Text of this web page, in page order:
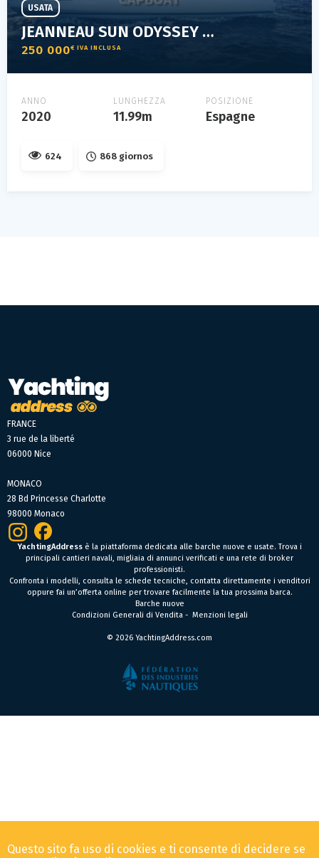
JEANNEAU SUN ODYSSEY 410
250 000€ IVA INCLUSA
USATA
ANNO
2020
LUNGHEZZA
11.99m
POSIZIONE
Espagne
624 868 giornos
FRANCE
3 rue de la liberté
06000 Nice
MONACO
28 Bd Princesse Charlotte
98000 Monaco
YachtingAddressè la piattaforma dedicata alle barche nuove e usate. Trova i
principali cantieri navali, migliaia di annunci verificati e una rete di broker
professionisti.
Confronta i modelli, consulta le schede tecniche, contatta direttamente i venditori
oppure fai un’offerta online per trovare facilmente la tua prossima barca.
Barche nuove
Condizioni Generali di Vendita- Menzioni legali
© 2026 YachtingAddress.com
Questo sito fa uso di cookies e ti consente di decidere se